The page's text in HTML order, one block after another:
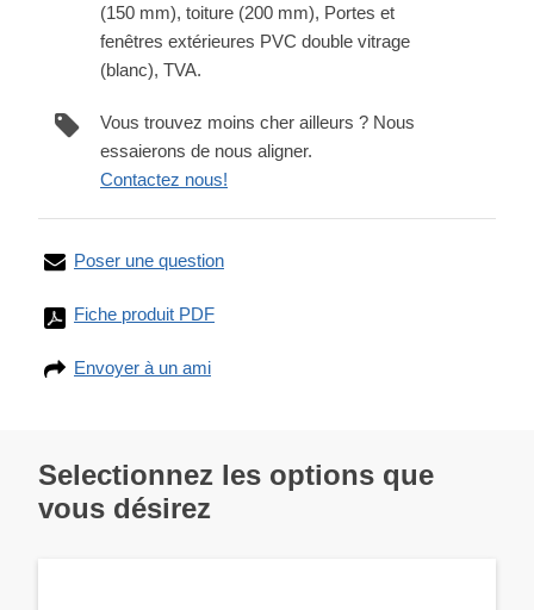
(150 mm), toiture (200 mm), Portes et
fenêtres extérieures PVC double vitrage
(blanc), TVA.
Vous trouvez moins cher ailleurs ? Nous
essaierons de nous aligner.
Contactez nous!
Poser une question
Fiche produit PDF
Envoyer à un ami
Selectionnez les options que
vous désirez